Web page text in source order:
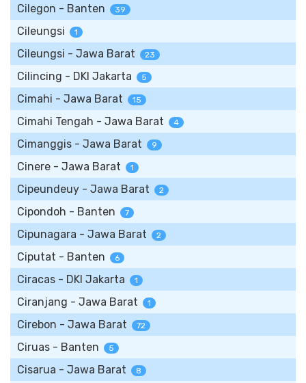
Cilegon - Banten 39
Cileungsi 1
Cileungsi - Jawa Barat 23
Cilincing - DKI Jakarta 5
Cimahi - Jawa Barat 15
Cimahi Tengah - Jawa Barat 4
Cimanggis - Jawa Barat 9
Cinere - Jawa Barat 1
Cipeundeuy - Jawa Barat 2
Cipondoh - Banten 7
Cipunagara - Jawa Barat 2
Ciputat - Banten 6
Ciracas - DKI Jakarta 1
Ciranjang - Jawa Barat 1
Cirebon - Jawa Barat 72
Ciruas - Banten 5
Cisarua - Jawa Barat 8